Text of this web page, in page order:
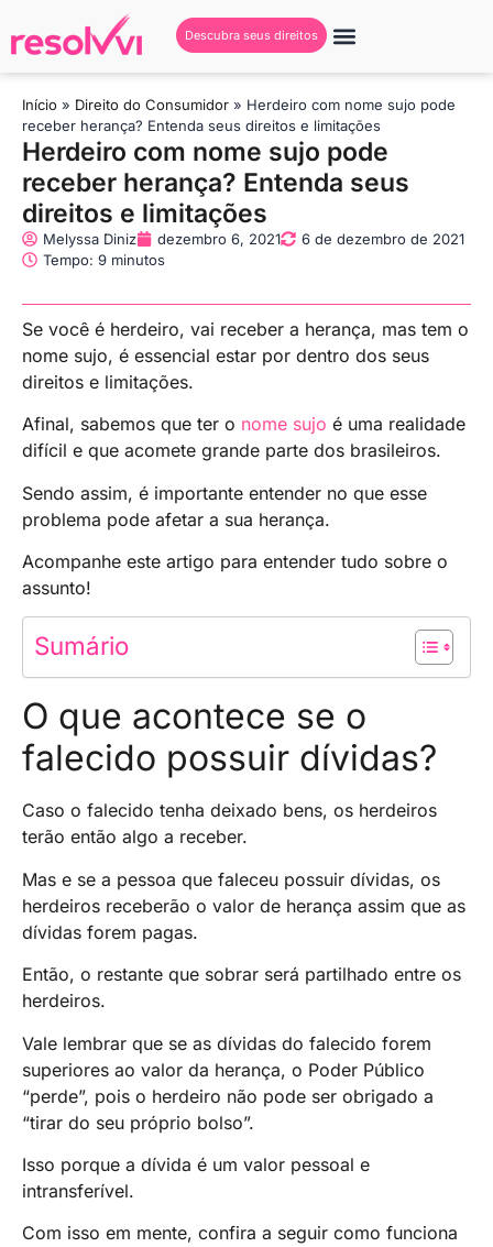
Descubra seus direitos
Início » Direito do Consumidor » Herdeiro com nome sujo pode
receber herança? Entenda seus direitos e limitações
Herdeiro com nome sujo pode
receber herança? Entenda seus
direitos e limitações
Melyssa Diniz dezembro 6, 2021
6 de dezembro de 2021
Tempo: 9 minutos
Se você é herdeiro, vai receber a herança, mas tem o
nome sujo, é essencial estar por dentro dos seus
direitos e limitações.
Afinal, sabemos que ter o nome sujo é uma realidade
difícil e que acomete grande parte dos brasileiros.
Sendo assim, é importante entender no que esse
problema pode afetar a sua herança.
Acompanhe este artigo para entender tudo sobre o
assunto!
Sumário
O que acontece se o
falecido possuir dívidas?
Caso o falecido tenha deixado bens, os herdeiros
terão então algo a receber.
Mas e se a pessoa que faleceu possuir dívidas, os
herdeiros receberão o valor de herança assim que as
dívidas forem pagas.
Então, o restante que sobrar será partilhado entre os
herdeiros.
Vale lembrar que se as dívidas do falecido forem
superiores ao valor da herança, o Poder Público
“perde”, pois o herdeiro não pode ser obrigado a
“tirar do seu próprio bolso”.
Isso porque a dívida é um valor pessoal e
intransferível.
Com isso em mente, confira a seguir como funciona